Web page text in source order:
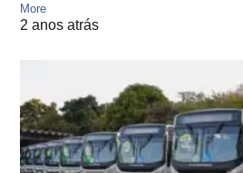
More
2 anos atrás